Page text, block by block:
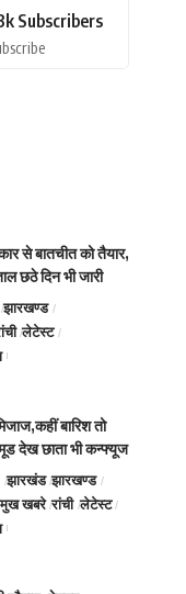
Subscribers
से बातचीत को तैयार,
छठे दिन भी जारी
झारखण्ड
लेटेस्ट
बारिश तो
देख छाता भी कन्फ्यूज
झारखंड झारखण्ड
खबरे रांची लेटेस्ट